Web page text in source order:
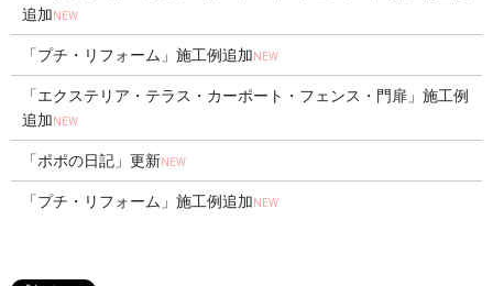
追加 NEW
「プチ・リフォーム」施工例追加 NEW
「エクステリア・テラス・カーポート・フェンス・門扉」施工例
追加 NEW
「ポポの日記」更新NEW
「プチ・リフォーム」施工例追加 NEW